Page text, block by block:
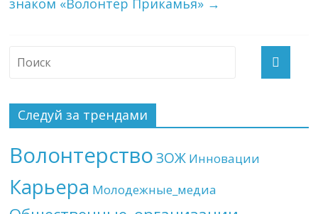
знаком «Волонтер Прикамья» →
Следуй за трендами
Волонтерство ЗОЖ Инновации
Карьера Молодежные_медиа